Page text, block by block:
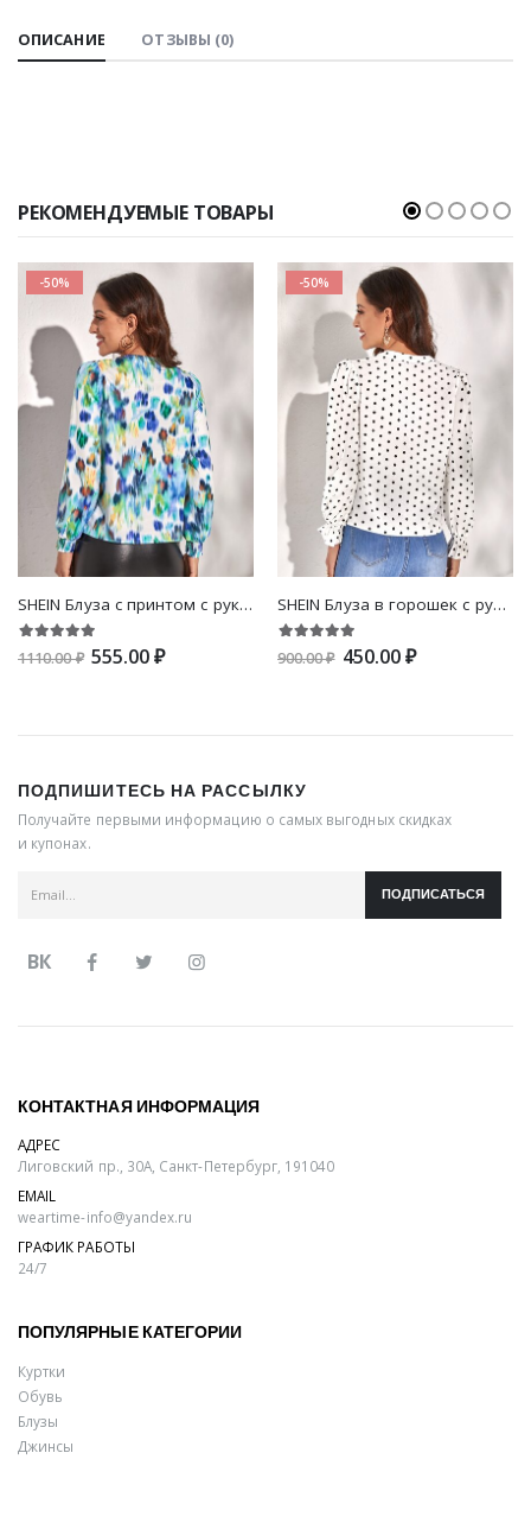
ОПИСАНИЕ ОТЗЫВЫ (0)
РЕКОМЕНДУЕМЫЕ ТОВАРЫ
-50%
SHEIN Блуза с принтом с рукавами-фонариками
1110.00 ₽ 555.00 ₽
-50%
SHEIN Блуза в горошек с рукавами-воланами
900.00 ₽ 450.00 ₽
ПОДПИШИТЕСЬ НА РАССЫЛКУ
Получайте первыми информацию о самых выгодных скидках
и купонах.
ПОДПИСАТЬСЯ
ВК
КОНТАКТНАЯ ИНФОРМАЦИЯ
АДРЕС
Лиговский пр., 30А, Санкт-Петербург, 191040
EMAIL
weartime-info@yandex.ru
ГРАФИК РАБОТЫ
24/7
ПОПУЛЯРНЫЕ КАТЕГОРИИ
Куртки
Обувь
Блузы
Джинсы